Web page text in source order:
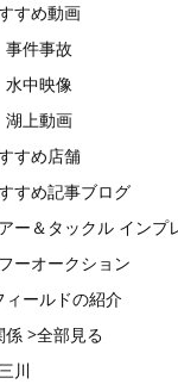
すめ動画
事件事故
水中映像
湖上動画
すめ店舗
すめ記事ブログ
ー＆タックル インプ
ーオークション
ィールドの紹介
係 >全部見る
川